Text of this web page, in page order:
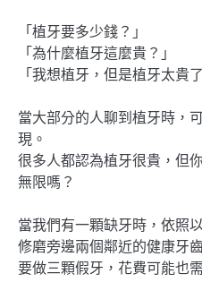
「植牙要多少錢？」
「為什麼植牙這麼貴？」
「我想植牙，但是植牙太貴了
當大部分的人聊到植牙時，
現。
很多人都認為植牙很貴，但
無限嗎？
當我們有一顆缺牙時，依照
修磨旁邊兩個鄰近的健康牙
要做三顆假牙，花費可能也